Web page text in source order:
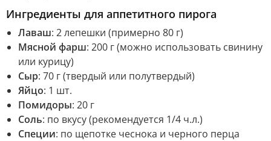
Ингредиенты для аппетитного пирога
Лаваш: 2 лепешки (примерно 80 г)
Мясной фарш: 200 г (можно использовать свинину
или курицу)
Сыр: 70 г (твердый или полутвердый)
Яйцо: 1 шт.
Помидоры: 20 г
Соль: по вкусу (рекомендуется 1/4 ч.л.)
Специи: по щепотке чеснока и черного перца